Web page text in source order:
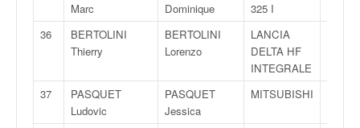
Marc
Dominique
325 I
36
BERTOLINI
Thierry
BERTOLINI
Lorenzo
LANCIA
DELTA HF
INTEGRALE
37
PASQUET
Ludovic
PASQUET
Jessica
MITSUBISHI